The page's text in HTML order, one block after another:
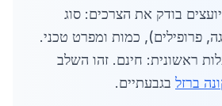
בודק את הצרכים: סוג
פרופילים), כמות ומפרט טכני.
עלות ראשונית: חינם. זהו השלב
ברזל בגבעתיים.